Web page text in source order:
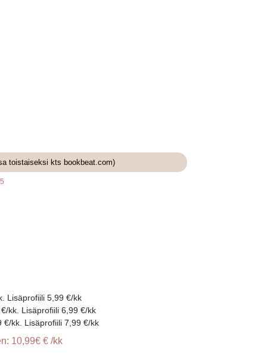
toistaiseksi kts bookbeat.com)
Lisäprofiili 5,99 €/kk
kk. Lisäprofiili 6,99 €/kk
€/kk. Lisäprofiili 7,99 €/kk
10,99€ € /kk